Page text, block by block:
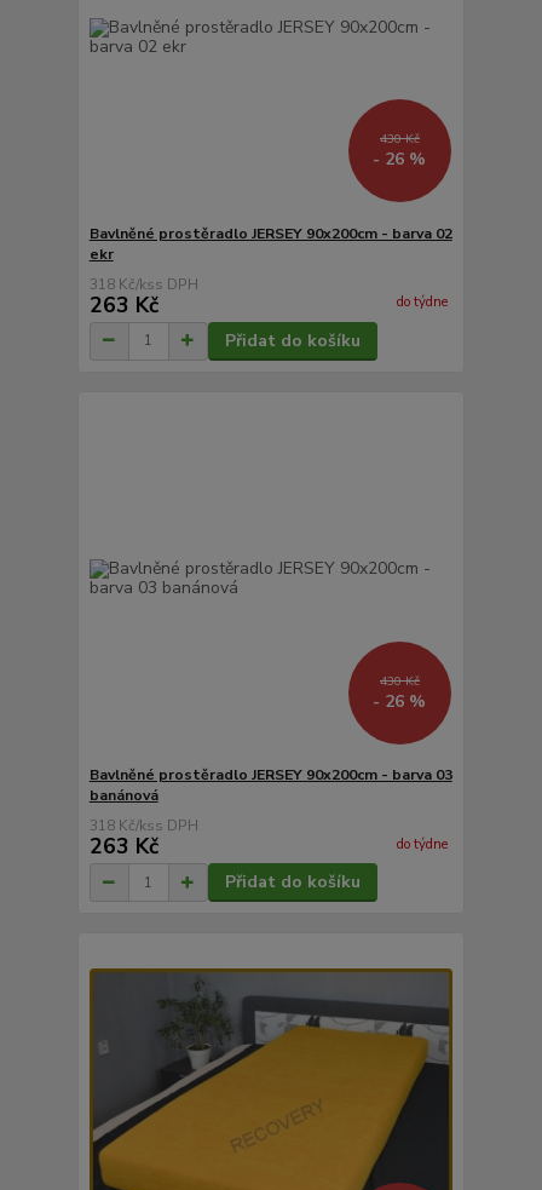
430 Kč
- 26 %
Bavlněné prostěradlo JERSEY 90x200cm - barva 02
ekr
318 Kč/ks
263 Kč do týdne
Přidat do košíku
430 Kč
- 26 %
Bavlněné prostěradlo JERSEY 90x200cm - barva 03
banánová
318 Kč/ks
263 Kč do týdne
Přidat do košíku